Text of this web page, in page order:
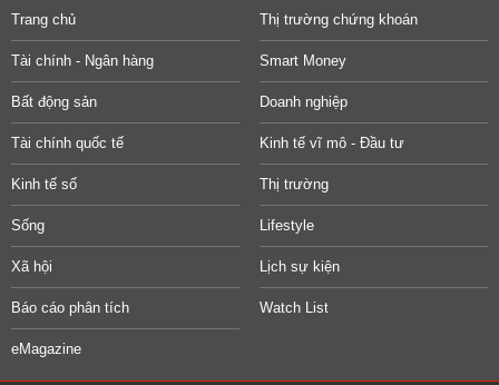
Trang chủ Thị trường chứng khoán
Tài chính - Ngân hàng Smart Money
Bất động sản Doanh nghiệp
Tài chính quốc tế Kinh tế vĩ mô - Đầu tư
Kinh tế số Thị trường
Sống Lifestyle
Xã hội Lịch sự kiện
Báo cáo phân tích Watch List
eMagazine